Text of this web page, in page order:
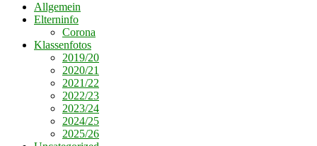
Allgemein
Elterninfo
Corona
Klassenfotos
2019/20
2020/21
2021/22
2022/23
2023/24
2024/25
2025/26